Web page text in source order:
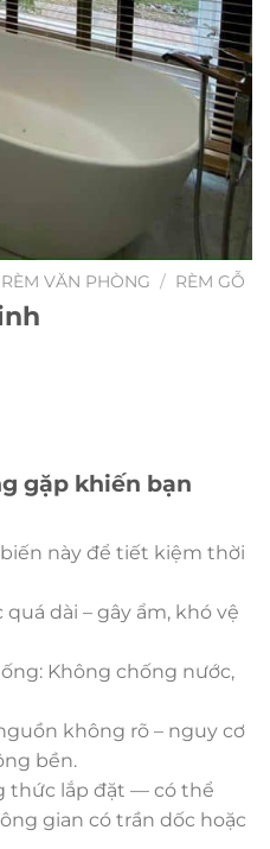
RÈM VĂN PHÒNG / RÈM GỖ
gặp khiến bạn
này để tiết kiệm thời
dài – gây ẩm, khó vệ
Không chống nước,
không rõ – nguy cơ
bền.
thức lắp đặt — có thể
gian có trần dốc hoặc